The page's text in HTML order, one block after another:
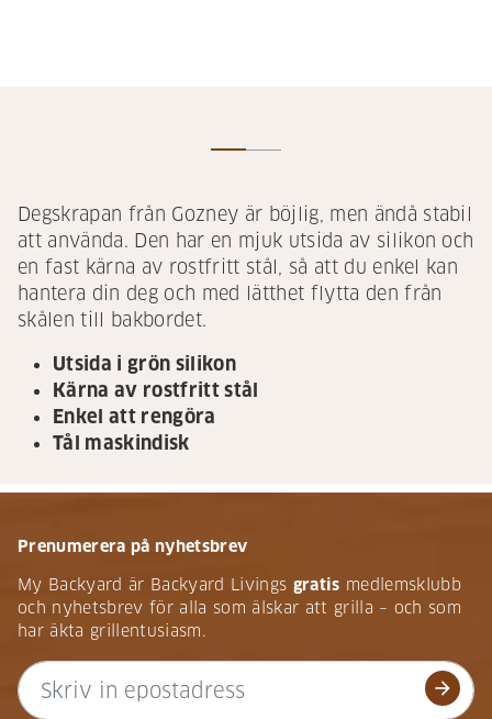
Degskrapan från Gozney är böjlig, men ändå stabil
att använda. Den har en mjuk utsida av silikon och
en fast kärna av rostfritt stål, så att du enkel kan
hantera din deg och med lätthet flytta den från
skålen till bakbordet.
Utsida i grön silikon
Kärna av rostfritt stål
Enkel att rengöra
Tål maskindisk
Prenumerera på nyhetsbrev
My Backyard är Backyard Livings gratis medlemsklubb
och nyhetsbrev för alla som älskar att grilla – och som
har äkta grillentusiasm.
arrow_forward